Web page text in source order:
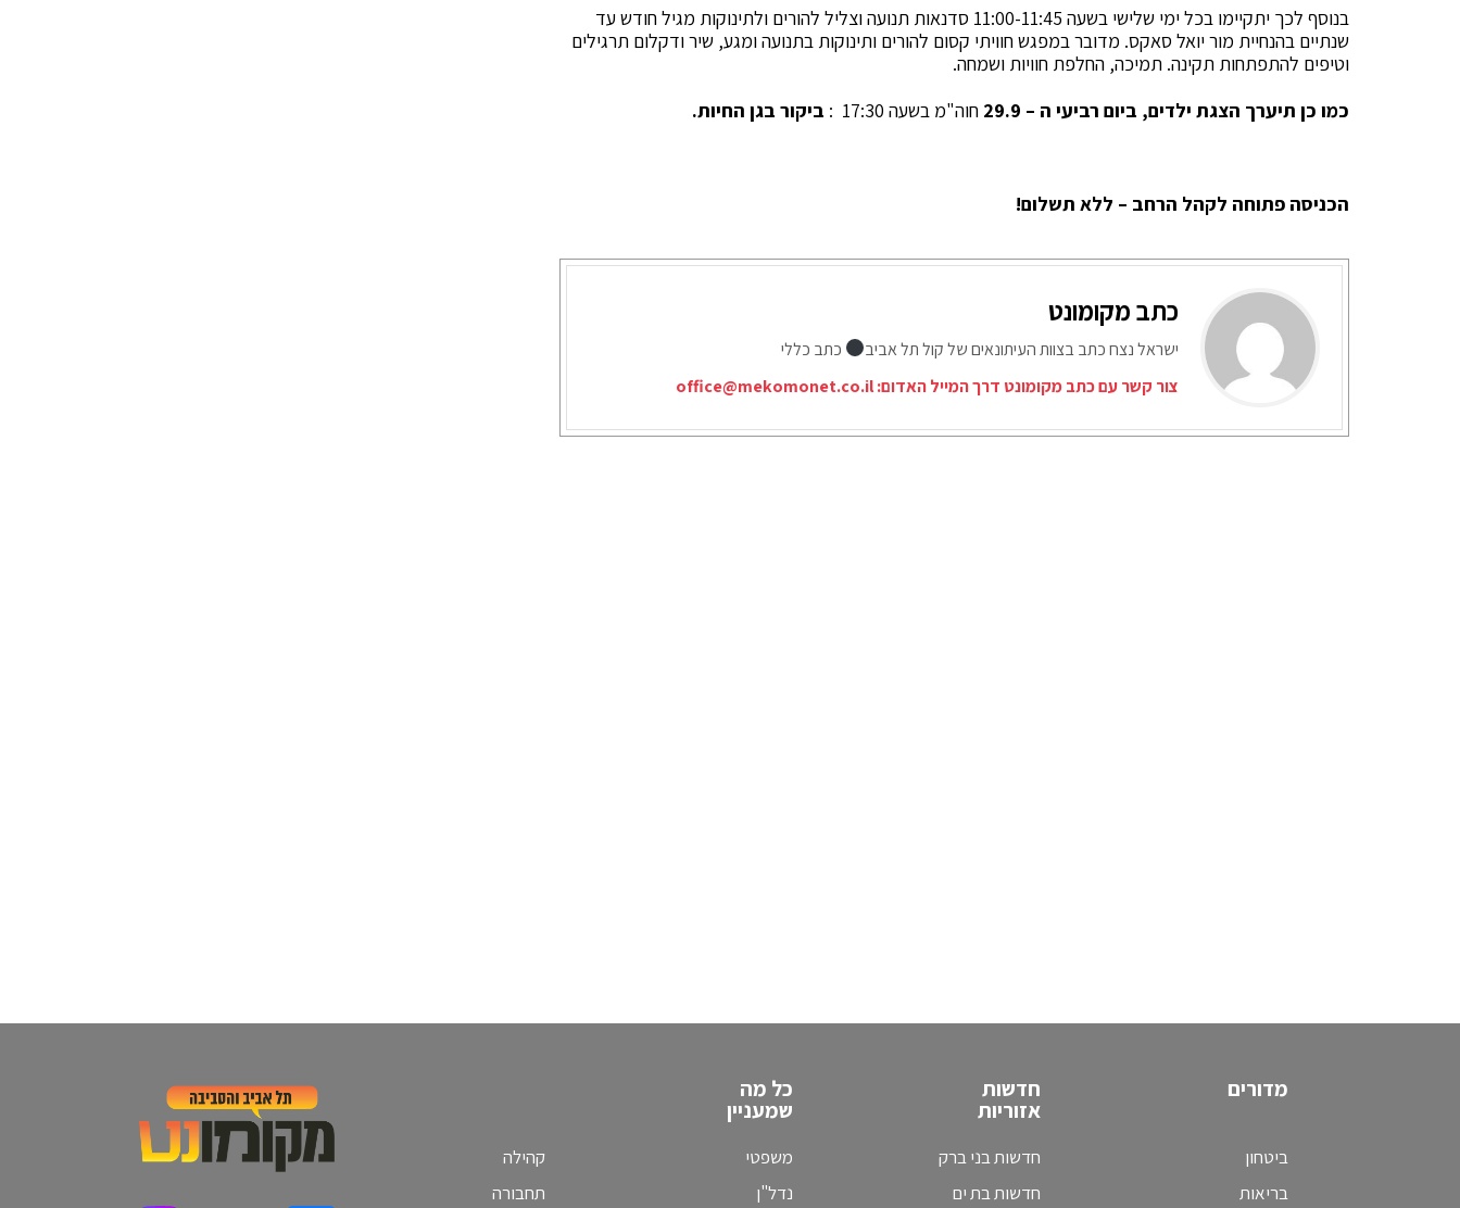
בנוסף לכך יתקיימו בכל ימי שלישי בשעה 11:00-11:45 סדנאות תנועה וצליל להורים ולתינוקות מגיל חודש עד
שנתיים בהנחיית מור יואל סאקס. מדובר במפגש חוויתי קסום להורים ותינוקות בתנועה ומגע, שיר ודקלום תרגילים
וטיפים להתפתחות תקינה. תמיכה, החלפת חוויות ושמחה.
כמו כן תיערך הצגת ילדים, ביום רביעי ה – 29.9
חוה"מ בשעה 17:30 : ביקור בגן החיות.
הכניסה פתוחה לקהל הרחב – ללא תשלום!
כתב מקומונט
ישראל נצח כתב בצוות העיתונאים של קול תל אביב
כתב כללי
צור קשר עם כתב מקומונט דרך המייל האדום:office@mekomonet.co.il
מדורים
ביטחון
בריאות
חדשות
אזוריות
חדשות בני ברק
חדשות בת ים
כל מה
שמעניין
משפטי
נדל"ן
קהילה
תחבורה